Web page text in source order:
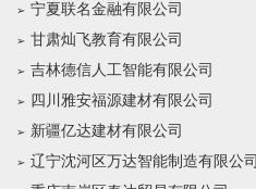
宁夏联名金融有限公司
甘肃灿飞教育有限公司
吉林德信人工智能有限公司
四川雅安福源建材有限公司
新疆亿达建材有限公司
辽宁沈河区万达智能制造有限公司